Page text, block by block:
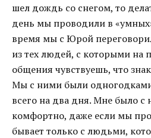
шел дождь со снегом, то
день мы проводили в
время мы с Юрой
из тех людей, с которыми на
общения чувствуешь, что
Мы с ними были
всего на два дня. Мне было с
комфортно, даже если мы
бывает только с людьми,